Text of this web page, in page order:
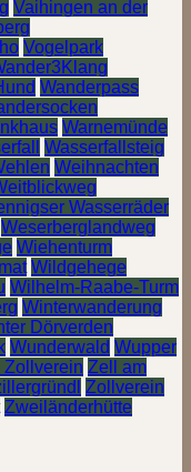
Vaihingen an der
Vogelpark
Wanderpass
Warnemünde
Wasserfallsteig
Weihnachten
Wasserräder
Weserberglandweg
Wiehenturm
Wildgehege
Wilhelm-Raabe-Turm
Winterwanderung
Dörverden
Wunderwald Wupper
Zollverein Zell am
Zollverein
Zweiländerhütte